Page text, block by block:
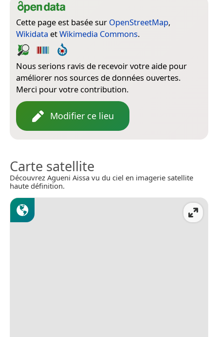
Cette page est basée sur OpenStreetMap,
Wikidata etWikimedia Commons.
Nous serions ravis de recevoir votre aide pour
améliorer nos sources de données ouvertes.
Merci pour votre contribution.
Modifier ce lieu
Carte satellite
Découvrez Agueni Aissa vu du ciel en imagerie satellite
haute définition.